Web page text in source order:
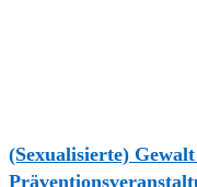
(Sexualisierte)